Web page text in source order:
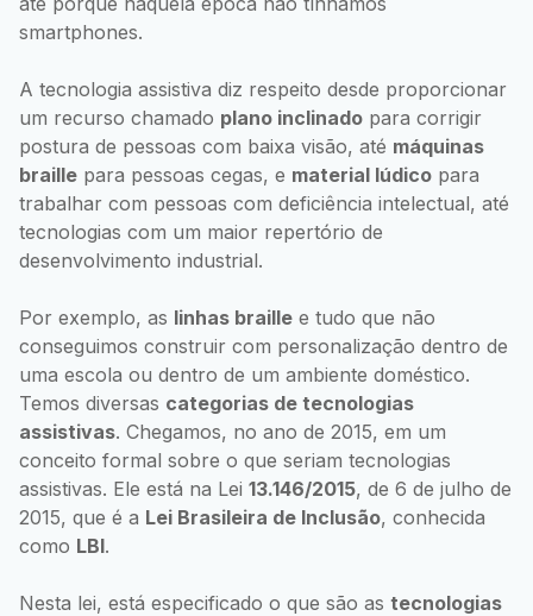
smartphones.
A tecnologia assistiva diz respeito desde proporcionar
um recurso chamado plano inclinado para corrigir
postura de pessoas com baixa visão, até máquinas
braille para pessoas cegas, e material lúdico para
trabalhar com pessoas com deficiência intelectual, até
tecnologias com um maior repertório de
desenvolvimento industrial.
Por exemplo, as linhas braille e tudo que não
conseguimos construir com personalização dentro de
uma escola ou dentro de um ambiente doméstico.
Temos diversas categorias de tecnologias
assistivas. Chegamos, no ano de 2015, em um
conceito formal sobre o que seriam tecnologias
assistivas. Ele está na Lei 13.146/2015, de 6 de julho de
2015, que é a Lei Brasileira de Inclusão, conhecida
como LBI.
Nesta lei, está especificado o que são as tecnologias